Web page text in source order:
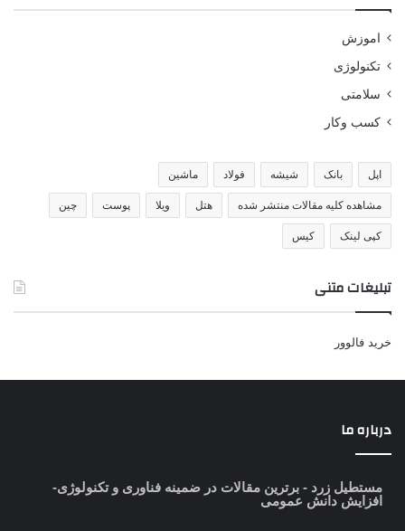
اموزش
تکنولوژی
سلامتی
کسب وکار
اپل بانک شیشه فولاد ماشین
مشاهده کلیه مقالات منتشر شده هتل ویلا پوست چین
کپی لینک کیس
تبلیغات متنی
خرید فالوور
درباره ما
مستطیل زرد - برترین مقالات در ضمینه فناوری و تکنولوژی-
افزایش دانش عمومی